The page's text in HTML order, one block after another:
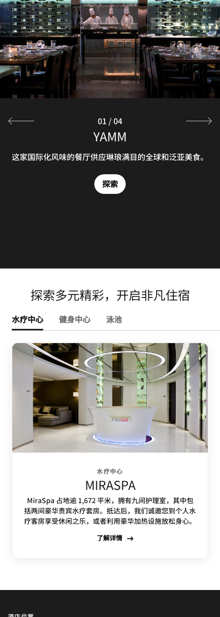
YAMM
这家国际化风味的餐厅供应琳琅满目的全球和泛亚美食。
探索
CUISINE CUISINE
欢迎前来高级大气、时尚现代的中餐厅，品尝融入别具特色
探索
WHISK
在 Whisk 餐厅热闹活跃的表演氛围中，悦享经过精心诠释
探索
VIBES
Lotus-shaped open fires, running waterways, and
bamboo groves and sweet frangipani trees. A unique
selection of liquid delights is at hand in Vibes.
01 /04
探索多元精彩，开启非凡住宿
水疗中心 健身中心 泳池
水疗中心
MIRASPA
MiraSpa 占地逾 1,672 平米，拥有九间护理室，其中包
括两间豪华贵宾水疗套房。抵达后，我们诚邀您到个人水
疗客房享受休闲之乐，或者利用豪华加热设施放松身心。
了解详情